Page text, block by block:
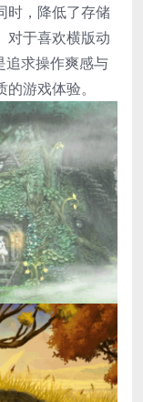
时，降低了存储
对于喜欢横版动
求操作爽感与
游戏体验。